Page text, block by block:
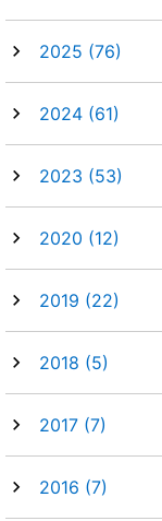
2025 (76)
2024 (61)
2023 (53)
2020 (12)
2019 (22)
2018 (5)
2017 (7)
2016 (7)